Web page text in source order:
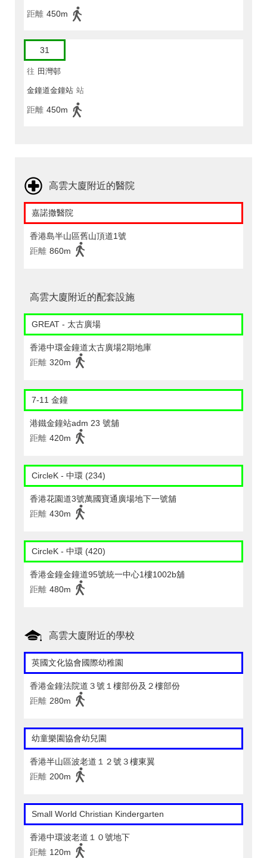
距離 450m
31
往 田灣邨
金鐘道金鐘站 站
距離 450m
高雲大廈附近的醫院
嘉諾撒醫院
香港島半山區舊山頂道1號
距離 860m
高雲大廈附近的配套設施
GREAT - 太古廣場
香港中環金鐘道太古廣場2期地庫
距離 320m
7-11 金鐘
港鐵金鐘站adm 23 號舖
距離 420m
CircleK - 中環 (234)
香港花園道3號萬國寶通廣場地下一號舖
距離 430m
CircleK - 中環 (420)
香港金鐘金鐘道95號統一中心1樓1002b舖
距離 480m
高雲大廈附近的學校
英國文化協會國際幼稚園
香港金鐘法院道３號１樓部份及２樓部份
距離 280m
幼童樂園協會幼兒園
香港半山區波老道１２號３樓東翼
距離 200m
Small World Christian Kindergarten
香港中環波老道１０號地下
距離 120m